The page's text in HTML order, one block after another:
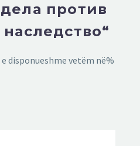
против
disponueshme vetëm në%